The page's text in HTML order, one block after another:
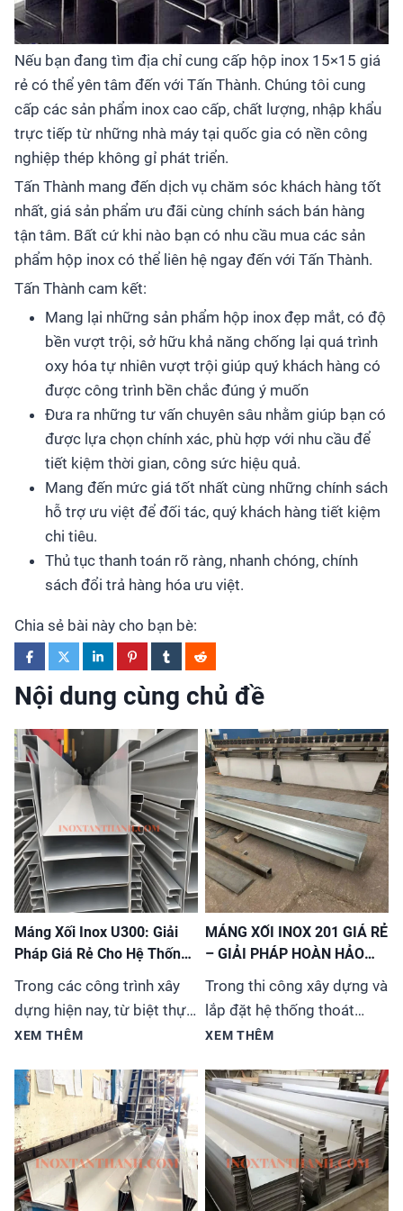
Nếu bạn đang tìm địa chỉ cung cấp hộp inox 15×15 giá
rẻ có thể yên tâm đến với Tấn Thành. Chúng tôi cung
cấp các sản phẩm inox cao cấp, chất lượng, nhập khẩu
trực tiếp từ những nhà máy tại quốc gia có nền công
nghiệp thép không gỉ phát triển.
Tấn Thành mang đến dịch vụ chăm sóc khách hàng tốt
nhất, giá sản phẩm ưu đãi cùng chính sách bán hàng
tận tâm. Bất cứ khi nào bạn có nhu cầu mua các sản
phẩm hộp inox có thể liên hệ ngay đến với Tấn Thành.
Tấn Thành cam kết:
Mang lại những sản phẩm hộp inox đẹp mắt, có độ
bền vượt trội, sở hữu khả năng chống lại quá trình
oxy hóa tự nhiên vượt trội giúp quý khách hàng có
được công trình bền chắc đúng ý muốn
Đưa ra những tư vấn chuyên sâu nhằm giúp bạn có
được lựa chọn chính xác, phù hợp với nhu cầu để
tiết kiệm thời gian, công sức hiệu quả.
Mang đến mức giá tốt nhất cùng những chính sách
hỗ trợ ưu việt để đối tác, quý khách hàng tiết kiệm
chi tiêu.
Thủ tục thanh toán rõ ràng, nhanh chóng, chính
sách đổi trả hàng hóa ưu việt.
Chia sẻ bài này cho bạn bè:
Nội dung cùng chủ đề
Máng Xối Inox U300: Giải
Pháp Giá Rẻ Cho Hệ Thống
Trong các công trình xây
dựng hiện nay, từ biệt thự,
nhà phố đến các tòa nhà
thống máng xối (hay còn
gọi là ống thoát nước
mưa) không chỉ đơn thuần
là giải quyết vấn đề kỹ
thuật mà còn liên quan đến
tính thẩm mỹ và độ...
XEM THÊM
MÁNG XỐI INOX 201 GIÁ RẺ
– GIẢI PHÁP HOÀN HẢO
CHO MỌI CÔNG TRÌNH
Trong thi công xây dựng và
lắp đặt hệ thống thoát
nước, việc lựa chọn vật liệu
lượng vừa tiết kiệm chi phí
luôn là ưu tiên hàng
đầu. Máng xối inox 201 đã
trở thành sự lựa chọn tối
ưu cho đa dạng công trình
từ nhà ở, biệt thự...
XEM THÊM